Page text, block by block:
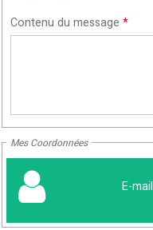
Contenu du message *
Mes Coordonnées
E-mail